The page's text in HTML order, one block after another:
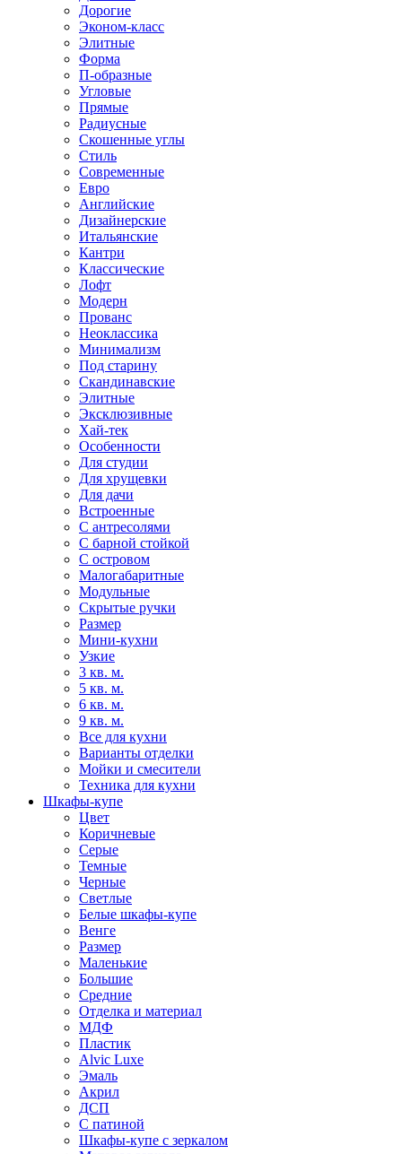
Дорогие
Эконом-класс
Элитные
Форма
П-образные
Угловые
Прямые
Радиусные
Скошенные углы
Стиль
Современные
Евро
Английские
Дизайнерские
Итальянские
Кантри
Классические
Лофт
Модерн
Прованс
Неоклассика
Минимализм
Под старину
Скандинавские
Элитные
Эксклюзивные
Хай-тек
Особенности
Для студии
Для хрущевки
Для дачи
Встроенные
С антресолями
С барной стойкой
С островом
Малогабаритные
Модульные
Скрытые ручки
Размер
Мини-кухни
Узкие
3 кв. м.
5 кв. м.
6 кв. м.
9 кв. м.
Все для кухни
Варианты отделки
Мойки и смесители
Техника для кухни
Шкафы-купе
Цвет
Коричневые
Серые
Темные
Черные
Светлые
Белые шкафы-купе
Венге
Размер
Маленькие
Большие
Средние
Отделка и материал
МДФ
Пластик
Alvic Luxe
Эмаль
Акрил
ДСП
С патиной
Шкафы-купе с зеркалом